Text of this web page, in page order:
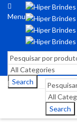
Menu
Search
Search